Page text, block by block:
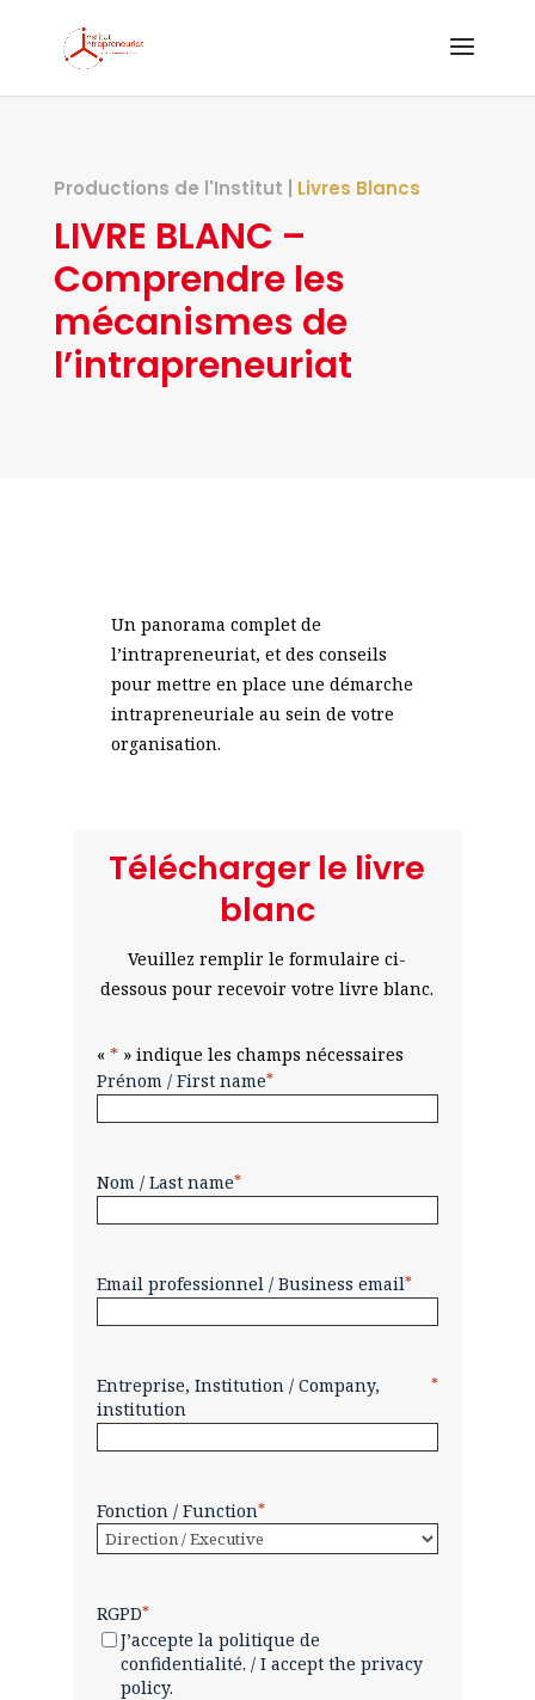
Productions de l'Institut | Livres Blancs
LIVRE BLANC –
Comprendre les
mécanismes de
l’intrapreneuriat
Un panorama complet de
l’intrapreneuriat, et des conseils
pour mettre en place une démarche
intrapreneuriale au sein de votre
organisation.
Télécharger le livre
blanc
Veuillez remplir le formulaire ci-
dessous pour recevoir votre livre blanc.
« *» indique les champs nécessaires
Prénom / First name*
Nom / Last name*
Email professionnel / Business email*
Entreprise, Institution / Company,
institution
*
Fonction / Function*
RGPD*
J’accepte la politique de
confidentialité. / I accept the privacy
policy.